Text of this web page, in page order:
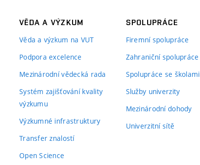
VĚDA A VÝZKUM
Věda a výzkum na VUT
Podpora excelence
Mezinárodní vědecká rada
Systém zajišťování kvality
výzkumu
Výzkumné infrastruktury
Transfer znalostí
Open Science
SPOLUPRÁCE
Firemní spolupráce
Zahraniční spolupráce
Spolupráce se školami
Služby univerzity
Mezinárodní dohody
Univerzitní sítě